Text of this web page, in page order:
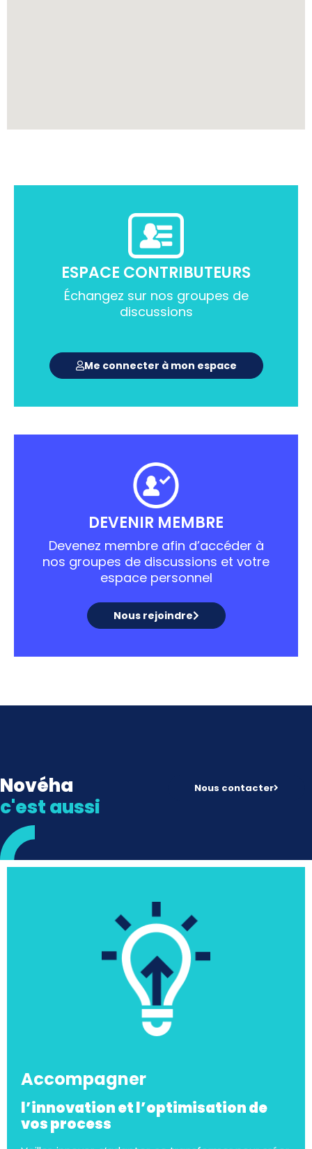
ESPACE CONTRIBUTEURS
Échangez sur nos groupes de
discussions
Me connecter à mon espace
DEVENIR MEMBRE
Devenez membre afin d’accéder à
nos groupes de discussions et votre
espace personnel
Nous rejoindre
Novéha
c'est aussi
Accompagner
l’innovation et l’optimisation de
vos process
Nous contacter